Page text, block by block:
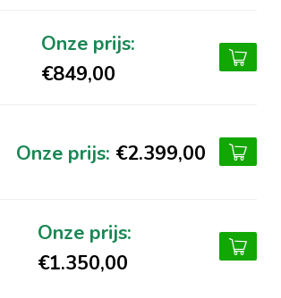
€849,00
€2.399,00
€1.350,00